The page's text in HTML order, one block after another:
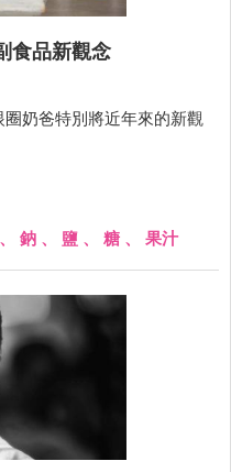
食品新觀念
奶爸特別將近年來的新觀
、 鈉 、 鹽 、 糖 、 果汁